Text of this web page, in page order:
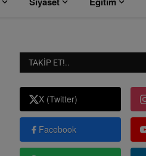
TAKIP ET!..
X (Twitter)
Facebook